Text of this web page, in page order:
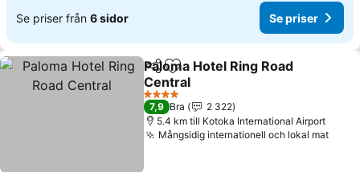
Se priser från 6 sidor Se priser
Dela Lägg till i Mina Favoriter
Paloma Hotel Ring Road
Central
Se priser
4 Stjärnor
7,9 Bra
2 322
5.4 km till Kotoka International Airport
Mångsidig internationell och lokal matSe